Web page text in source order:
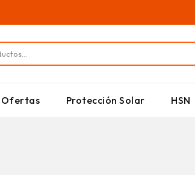
Ofertas Protección Solar HSN